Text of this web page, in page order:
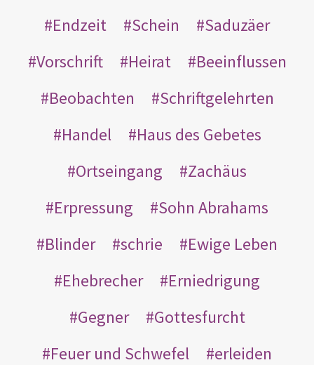
Endzeit
Schein
Saduzäer
Vorschrift
Heirat
Beeinflussen
Beobachten
Schriftgelehrten
Handel
Haus des Gebetes
Ortseingang
Zachäus
Erpressung
Sohn Abrahams
Blinder
schrie
Ewige Leben
Ehebrecher
Erniedrigung
Gegner
Gottesfurcht
Feuer und Schwefel
erleiden